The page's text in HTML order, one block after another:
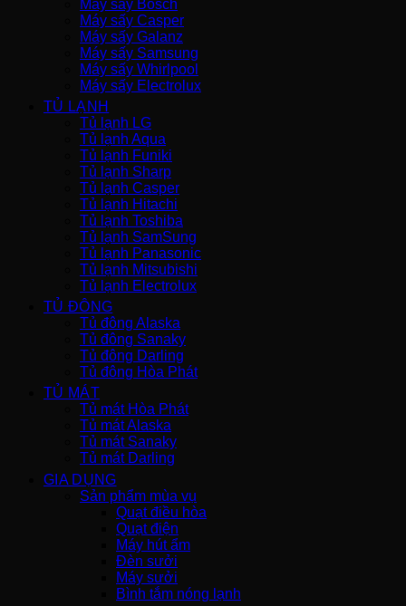
Máy sấy Bosch
Máy sấy Casper
Máy sấy Galanz
Máy sấy Samsung
Máy sấy Whirlpool
Máy sấy Electrolux
TỦ LẠNH
Tủ lạnh LG
Tủ lạnh Aqua
Tủ lạnh Funiki
Tủ lạnh Sharp
Tủ lạnh Casper
Tủ lạnh Hitachi
Tủ lạnh Toshiba
Tủ lạnh SamSung
Tủ lạnh Panasonic
Tủ lạnh Mitsubishi
Tủ lạnh Electrolux
TỦ ĐÔNG
Tủ đông Alaska
Tủ đông Sanaky
Tủ đông Darling
Tủ đông Hòa Phát
TỦ MÁT
Tủ mát Hòa Phát
Tủ mát Alaska
Tủ mát Sanaky
Tủ mát Darling
GIA DỤNG
Sản phẩm mùa vụ
Quạt điều hòa
Quạt điện
Máy hút ẩm
Đèn sưởi
Máy sưởi
Bình tắm nóng lạnh